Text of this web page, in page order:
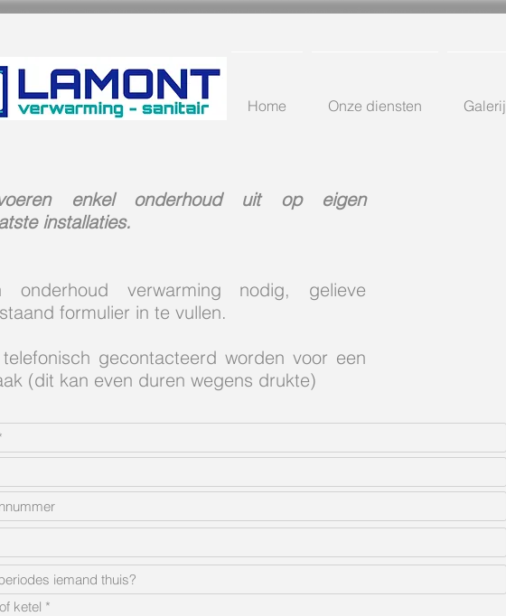
Home Onze diensten Galerij
enkel onderhoud uit op eigen
installaties.
onderhoud verwarming nodig, gelieve
formulier in te vullen.
gecontacteerd worden voor een
(dit kan even duren wegens drukte)
ketel *